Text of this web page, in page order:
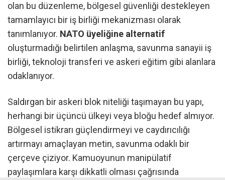
olan bu düzenleme, bölgesel güvenliği destekleyen
tamamlayıcı bir iş birliği mekanizması olarak
tanımlanıyor. NATO üyeliğine alternatif
oluşturmadığı belirtilen anlaşma, savunma sanayii iş
birliği, teknoloji transferi ve askeri eğitim gibi alanlara
odaklanıyor.
Saldırgan bir askeri blok niteliği taşımayan bu yapı,
herhangi bir üçüncü ülkeyi veya bloğu hedef almıyor.
Bölgesel istikrarı güçlendirmeyi ve caydırıcılığı
artırmayı amaçlayan metin, savunma odaklı bir
çerçeve çiziyor. Kamuoyunun manipülatif
paylaşımlara karşı dikkatli olması çağrısında